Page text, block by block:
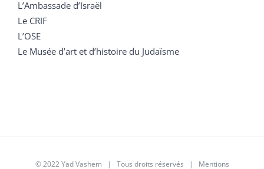
L’Ambassade d’Israël
Le CRIF
L’OSE
Le Musée d’art et d’histoire du Judaïsme
© 2022 Yad Vashem | Tous droits réservés | Mentions